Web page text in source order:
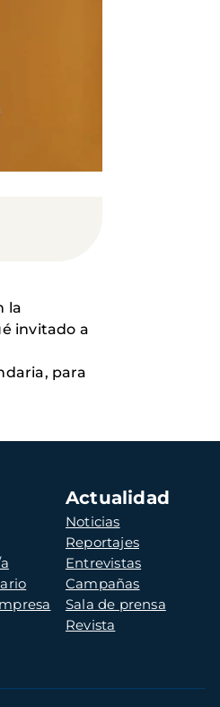
la
invitado a
para
Actualidad
Noticias
Reportajes
Entrevistas
Campañas
Sala de prensa
Revista